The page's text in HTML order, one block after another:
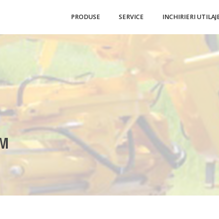
PRODUSE SERVICE INCHIRIERI